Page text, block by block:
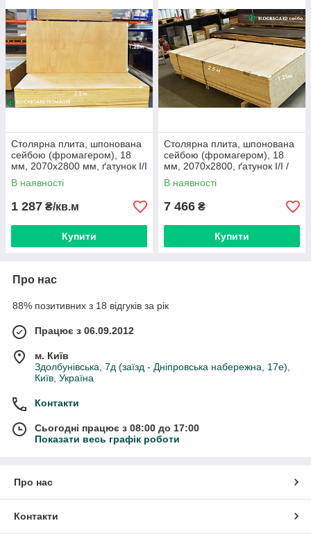
Столярна плита, шпонована
сейбою (фромагером), 18
мм, 2070х2800 мм, ґатунок I/I
В наявності
1 287 ₴/кв.м
Купити
Столярна плита, шпонована
сейбою (фромагером), 18
мм, 2070х2800, ґатунок I/I /
лист = 5,8 кв.м.
В наявності
7 466 ₴
Купити
Про нас
88% позитивних з 18 відгуків за рік
Працює з 06.09.2012
м. Київ
Здолбунівська, 7д (заїзд - Дніпровська набережна, 17е),
Київ, Україна
Контакти
Сьогодні працює з 08:00 до 17:00
Показати весь графік роботи
Про нас
Контакти